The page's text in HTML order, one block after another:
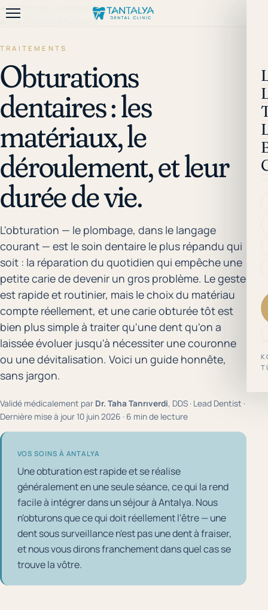
←Bibliothèque médicale
Accueil Obturations
TRAITEMENTS
Obturations
dentaires : les
matériaux, le
déroulement, et leur
durée de vie.
L'obturation — le plombage, dans le langage
courant — est le soin dentaire le plus répandu qui
soit : la réparation du quotidien qui empêche une
petite carie de devenir un gros problème. Le geste
est rapide et routinier, mais le choix du matériau
compte réellement, et une carie obturée tôt est
bien plus simple à traiter qu'une dent qu'on a
laissée évoluer jusqu'à nécessiter une couronne
ou une dévitalisation. Voici un guide honnête,
sans jargon.
Validé médicalement par Dr. Taha Tanrıverdi, DDS · Lead Dentist ·
Dernière mise à jour 10 juin 2026 · 6 min de lecture
VOS SOINS À ANTALYA
Une obturation est rapide et se réalise
généralement en une seule séance, ce qui la rend
facile à intégrer dans un séjour à Antalya. Nous
n'obturons que ce qui doit réellement l'être — une
dent sous surveillance n'est pas une dent à fraiser,
et nous vous dirons franchement dans quel cas se
trouve la vôtre.